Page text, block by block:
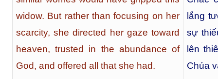
widow. But rather than focusing on her
scarcity, she directed her gaze toward
heaven, trusted in the abundance of
God, and offered all that she had.
lắng
sự
lên
Chúa